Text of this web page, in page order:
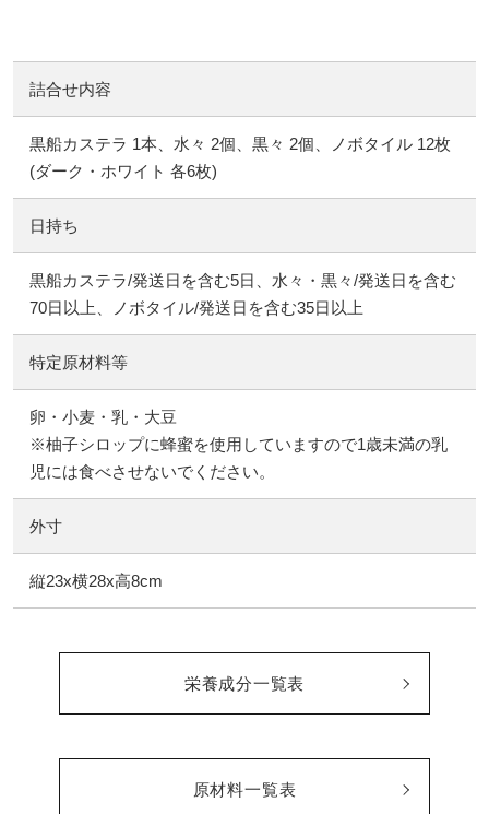
詰合せ内容
黒船カステラ 1本、水々 2個、黒々 2個、ノボタイル 12枚
(ダーク・ホワイト 各6枚)
日持ち
黒船カステラ/発送日を含む5日、水々・黒々/発送日を含む
70日以上、ノボタイル/発送日を含む35日以上
特定原材料等
卵・小麦・乳・大豆
※柚子シロップに蜂蜜を使用していますので1歳未満の乳
児には食べさせないでください。
外寸
縦23x横28x高8cm
栄養成分一覧表
原材料一覧表